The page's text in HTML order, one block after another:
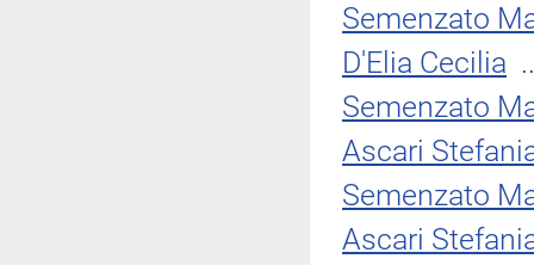
Semenzato
D'Elia Cecilia
Semenzato
Ascari
Semenzato
Ascari